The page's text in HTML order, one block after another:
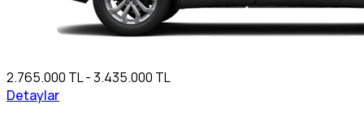
2.765.000 TL - 3.435.000 TL
Detaylar